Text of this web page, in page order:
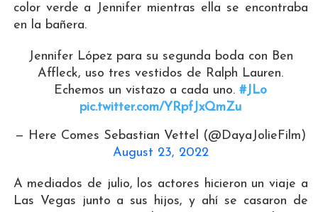
color verde a Jennifer mientras ella se encontraba
en la bañera.
Jennifer López para su segunda boda con Ben
Affleck, uso tres vestidos de Ralph Lauren.
Echemos un vistazo a cada uno.#JLo
pic.twitter.com/YRpfJxQmZu
— Here Comes Sebastian Vettel (@DayaJolieFilm)
August 23, 2022
A mediados de julio, los actores hicieron un viaje a
Las Vegas junto a sus hijos, y ahí se casaron de